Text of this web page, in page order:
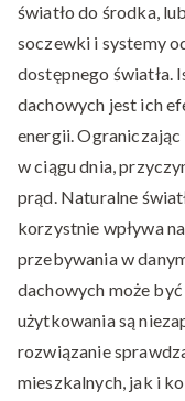
światło do środka,
soczewki i systemy
dostępnego
dachowych jest ich
energii.
w ciągu dnia,
prąd. Naturalne
korzystnie wpływa
przebywania w
dachowych może
użytkowania są
rozwiązanie
mieszkalnych, jak i